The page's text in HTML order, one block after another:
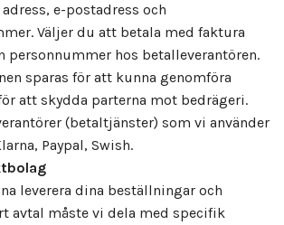
e-postadress och
Väljer du att betala med faktura
personnummer hos betalleverantören.
sparas för att kunna genomföra
att skydda parterna mot bedrägeri.
(betaltjänster) som vi använder
Paypal, Swish.
leverera dina beställningar och
avtal måste vi dela med specifik